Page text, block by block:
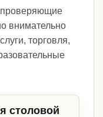
проверяющие
внимательно
торговля,
столовой